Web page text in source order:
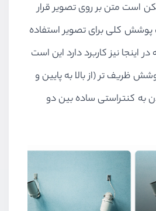
است متن بر روی تصویر قرار
پوشش کلی برای تصویر استفاده
اینجا نیز کاربرد دارد این است
ظریف تر (از بالا به پایین و
به کنتراستی ساده بین دو